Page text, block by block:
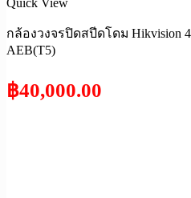
Quick View
กล้องวงจรปิดสปีดโดม Hikvision
AEB(T5)
฿40,000.00